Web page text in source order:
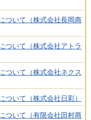
ついて（株式会社長岡商
ついて（株式会社アトラ
ついて（株式会社ネクス
ついて（株式会社日彩）
ついて（有限会社田村商